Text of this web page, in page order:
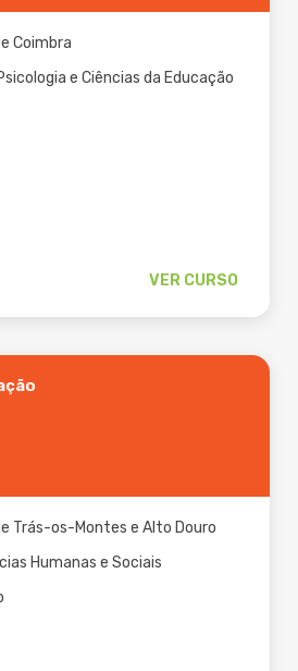
Coimbra
e Ciências da Educação
VER CURSO
Trás-os-Montes e Alto Douro
Humanas e Sociais